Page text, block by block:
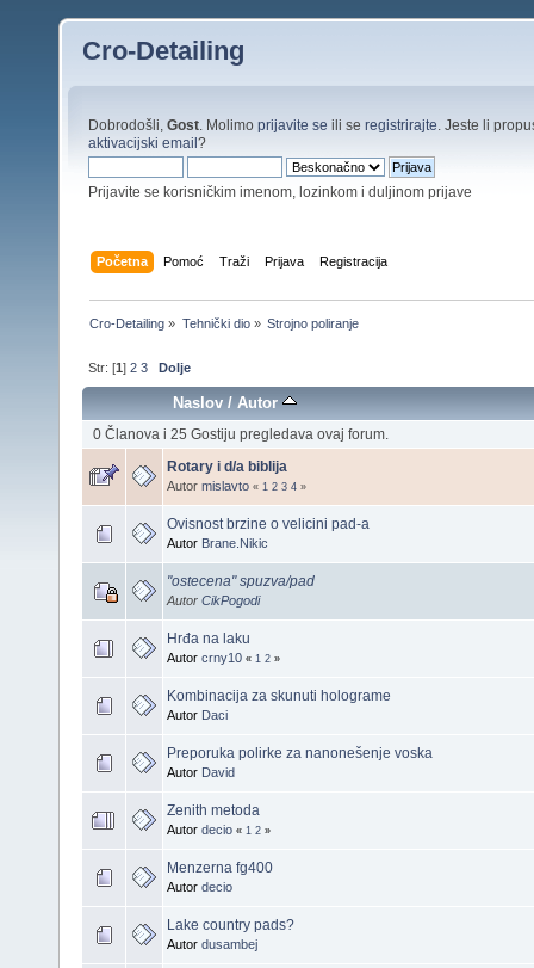
Cro-Detailing
Dobrodošli, Gost . Molimo prijavite se ili se registrirajte . Jeste li
aktivacijski email?
Prijavite se korisničkim imenom, lozinkom i duljinom prijave
Početna Pomoć Traži Prijava Registracija
Cro-Detailing » Tehnički dio» Strojno poliranje
Str: [1]2 3 Dolje
Naslov /Autor
0 Članova i 25 Gostiju pregledava ovaj forum.
Rotary i d/a biblija
Autor mislavto « 1 2 3 4 »
Ovisnost brzine o velicini pad-a
Autor Brane.Nikic
"ostecena" spuzva/pad
Autor CikPogodi
Hrđa na laku
Autor crny10 « 1 2 »
Kombinacija za skunuti holograme
Autor Daci
Preporuka polirke za nanonešenje voska
Autor David
Zenith metoda
Autor decio « 1 2 »
Menzerna fg400
Autor decio
Lake country pads?
Autor dusambej